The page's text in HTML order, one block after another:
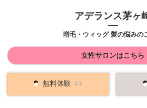
アデランス茅ヶ
増毛・ウィッグ 髪の悩みの
女性サロンはこちら
無料体験